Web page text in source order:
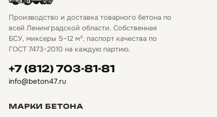
Производство и доставка товарного бетона по
всей Ленинградской области. Собственная
БСУ, миксеры 5–12 м³, паспорт качества по
ГОСТ 7473-2010 на каждую партию.
+7 (812) 703-81-81
info@beton47.ru
МАРКИ БЕТОНА